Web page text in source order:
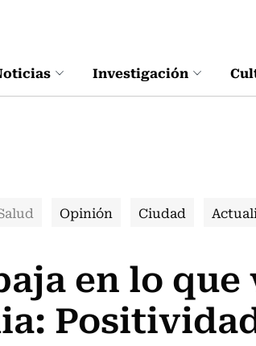
Investigación
Opinión Ciudad
en lo que